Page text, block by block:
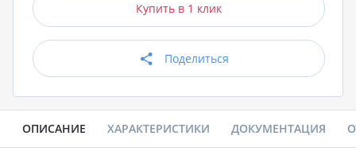
Купить в 1 клик
Поделиться
ОПИСАНИЕ ХАРАКТЕРИСТИКИ ДОКУМЕНТАЦИЯ